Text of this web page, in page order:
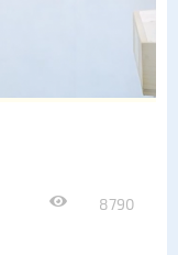
8790